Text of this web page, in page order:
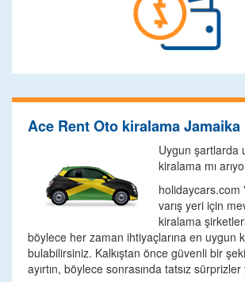
Ace Rent Oto kiralama Jamaika
Uygun şartlarda
kiralama mı
varış yeri için
kiralama
böylece her zaman ihtiyaçlarına en uygun
bulabilirsiniz. Kalkıştan önce güvenli bir
ayırtın, böylece sonrasında tatsız sürprizler